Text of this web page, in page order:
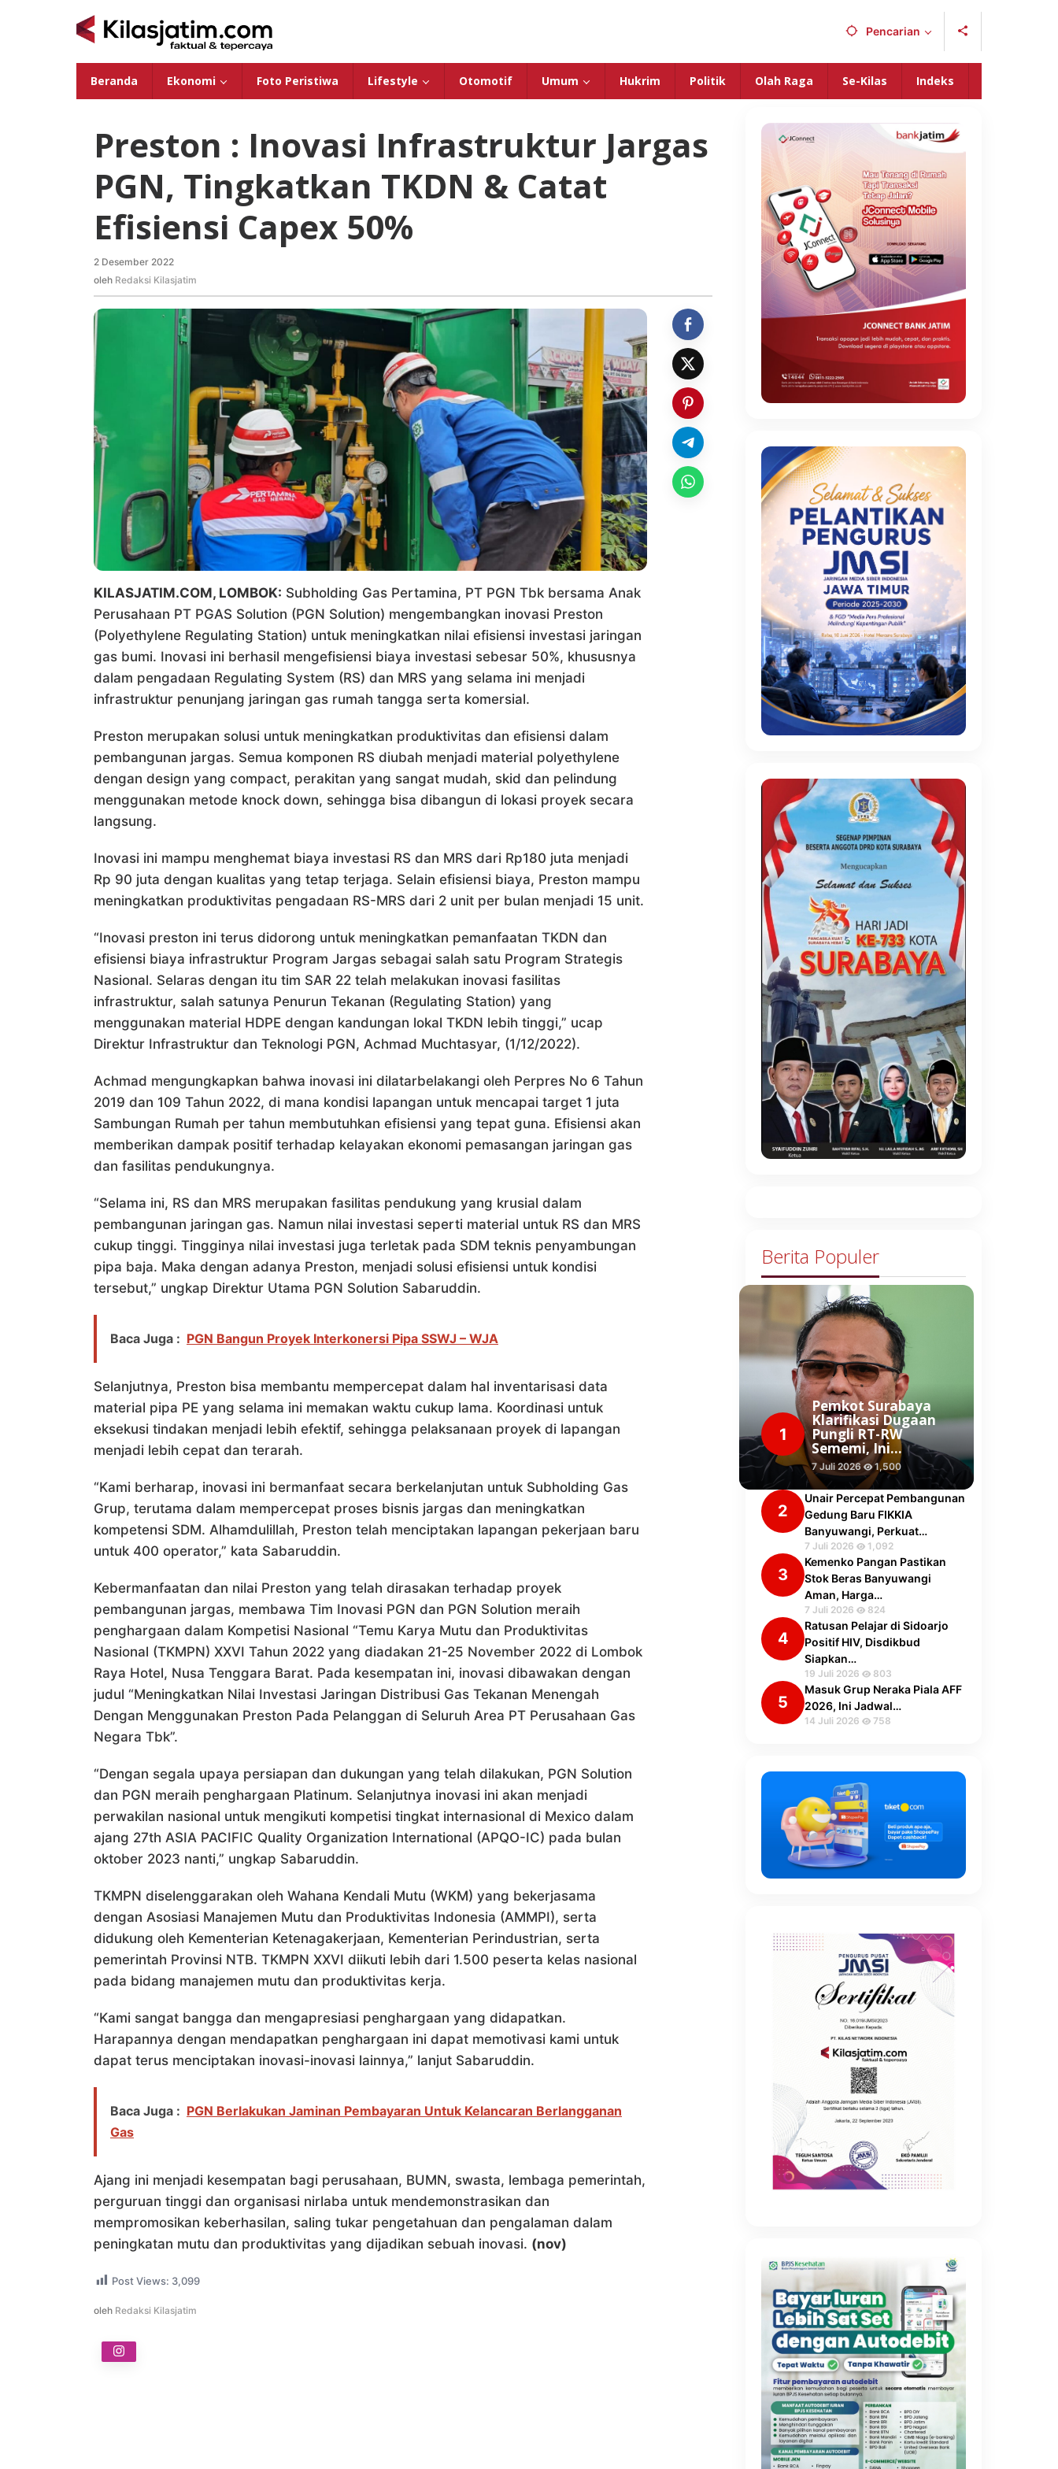
Pencarian
Beranda Ekonomi Foto Peristiwa Lifestyle Otomotif Umum Hukrim Politik Olah Raga Se-Kilas Indeks
Preston : Inovasi Infrastruktur Jargas
PGN, Tingkatkan TKDN & Catat
Efisiensi Capex 50%
2 Desember 2022
Redaksi
oleh Redaksi Kilasjatim
KILASJATIM.COM, LOMBOK: Subholding Gas Pertamina, PT PGN Tbk bersama Anak
Perusahaan PT PGAS Solution (PGN Solution) mengembangkan inovasi Preston
(Polyethylene Regulating Station) untuk meningkatkan nilai efisiensi investasi jaringan
gas bumi. Inovasi ini berhasil mengefisiensi biaya investasi sebesar 50%, khususnya
dalam pengadaan Regulating System (RS) dan MRS yang selama ini menjadi
infrastruktur penunjang jaringan gas rumah tangga serta komersial.
Preston merupakan solusi untuk meningkatkan produktivitas dan efisiensi dalam
pembangunan jargas. Semua komponen RS diubah menjadi material polyethylene
dengan design yang compact, perakitan yang sangat mudah, skid dan pelindung
menggunakan metode knock down, sehingga bisa dibangun di lokasi proyek secara
langsung.
Inovasi ini mampu menghemat biaya investasi RS dan MRS dari Rp180 juta menjadi
Rp 90 juta dengan kualitas yang tetap terjaga. Selain efisiensi biaya, Preston mampu
meningkatkan produktivitas pengadaan RS-MRS dari 2 unit per bulan menjadi 15 unit.
“Inovasi preston ini terus didorong untuk meningkatkan pemanfaatan TKDN dan
efisiensi biaya infrastruktur Program Jargas sebagai salah satu Program Strategis
Nasional. Selaras dengan itu tim SAR 22 telah melakukan inovasi fasilitas
infrastruktur, salah satunya Penurun Tekanan (Regulating Station) yang
menggunakan material HDPE dengan kandungan lokal TKDN lebih tinggi,” ucap
Direktur Infrastruktur dan Teknologi PGN, Achmad Muchtasyar, (1/12/2022).
Achmad mengungkapkan bahwa inovasi ini dilatarbelakangi oleh Perpres No 6 Tahun
2019 dan 109 Tahun 2022, di mana kondisi lapangan untuk mencapai target 1 juta
Sambungan Rumah per tahun membutuhkan efisiensi yang tepat guna. Efisiensi akan
memberikan dampak positif terhadap kelayakan ekonomi pemasangan jaringan gas
dan fasilitas pendukungnya.
“Selama ini, RS dan MRS merupakan fasilitas pendukung yang krusial dalam
pembangunan jaringan gas. Namun nilai investasi seperti material untuk RS dan MRS
cukup tinggi. Tingginya nilai investasi juga terletak pada SDM teknis penyambungan
pipa baja. Maka dengan adanya Preston, menjadi solusi efisiensi untuk kondisi
tersebut,” ungkap Direktur Utama PGN Solution Sabaruddin.
Baca Juga : PGN Bangun Proyek Interkonersi Pipa SSWJ – WJA
Selanjutnya, Preston bisa membantu mempercepat dalam hal inventarisasi data
material pipa PE yang selama ini memakan waktu cukup lama. Koordinasi untuk
eksekusi tindakan menjadi lebih efektif, sehingga pelaksanaan proyek di lapangan
menjadi lebih cepat dan terarah.
“Kami berharap, inovasi ini bermanfaat secara berkelanjutan untuk Subholding Gas
Grup, terutama dalam mempercepat proses bisnis jargas dan meningkatkan
kompetensi SDM. Alhamdulillah, Preston telah menciptakan lapangan pekerjaan baru
untuk 400 operator,” kata Sabaruddin.
Kebermanfaatan dan nilai Preston yang telah dirasakan terhadap proyek
pembangunan jargas, membawa Tim Inovasi PGN dan PGN Solution meraih
penghargaan dalam Kompetisi Nasional “Temu Karya Mutu dan Produktivitas
Nasional (TKMPN) XXVI Tahun 2022 yang diadakan 21-25 November 2022 di Lombok
Raya Hotel, Nusa Tenggara Barat. Pada kesempatan ini, inovasi dibawakan dengan
judul “Meningkatkan Nilai Investasi Jaringan Distribusi Gas Tekanan Menengah
Dengan Menggunakan Preston Pada Pelanggan di Seluruh Area PT Perusahaan Gas
Negara Tbk”.
“Dengan segala upaya persiapan dan dukungan yang telah dilakukan, PGN Solution
dan PGN meraih penghargaan Platinum. Selanjutnya inovasi ini akan menjadi
perwakilan nasional untuk mengikuti kompetisi tingkat internasional di Mexico dalam
ajang 27th ASIA PACIFIC Quality Organization International (APQO-IC) pada bulan
oktober 2023 nanti,” ungkap Sabaruddin.
TKMPN diselenggarakan oleh Wahana Kendali Mutu (WKM) yang bekerjasama
dengan Asosiasi Manajemen Mutu dan Produktivitas Indonesia (AMMPI), serta
didukung oleh Kementerian Ketenagakerjaan, Kementerian Perindustrian, serta
pemerintah Provinsi NTB. TKMPN XXVI diikuti lebih dari 1.500 peserta kelas nasional
pada bidang manajemen mutu dan produktivitas kerja.
“Kami sangat bangga dan mengapresiasi penghargaan yang didapatkan.
Harapannya dengan mendapatkan penghargaan ini dapat memotivasi kami untuk
dapat terus menciptakan inovasi-inovasi lainnya,” lanjut Sabaruddin.
Baca Juga : PGN Berlakukan Jaminan Pembayaran Untuk Kelancaran Berlangganan
Gas
Ajang ini menjadi kesempatan bagi perusahaan, BUMN, swasta, lembaga pemerintah,
perguruan tinggi dan organisasi nirlaba untuk mendemonstrasikan dan
mempromosikan keberhasilan, saling tukar pengetahuan dan pengalaman dalam
peningkatan mutu dan produktivitas yang dijadikan sebuah inovasi. (nov)
Post Views: 3,099
oleh Redaksi Kilasjatim
Berita Populer
1
Pemkot Surabaya
Klarifikasi Dugaan
Pungli RT-RW
Sememi, Ini…
7 Juli 2026 1,500
2
Unair Percepat Pembangunan
Gedung Baru FIKKIA
Banyuwangi, Perkuat…
7 Juli 2026 1,092
3
Kemenko Pangan Pastikan
Stok Beras Banyuwangi
Aman, Harga…
7 Juli 2026 824
4
Ratusan Pelajar di Sidoarjo
Positif HIV, Disdikbud
Siapkan…
19 Juli 2026 803
5
Masuk Grup Neraka Piala AFF
2026, Ini Jadwal…
14 Juli 2026 758